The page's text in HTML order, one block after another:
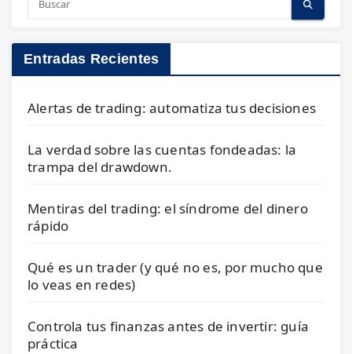
Entradas Recientes
Alertas de trading: automatiza tus decisiones
La verdad sobre las cuentas fondeadas: la
trampa del drawdown.
Mentiras del trading: el síndrome del dinero
rápido
Qué es un trader (y qué no es, por mucho que
lo veas en redes)
Controla tus finanzas antes de invertir: guía
práctica